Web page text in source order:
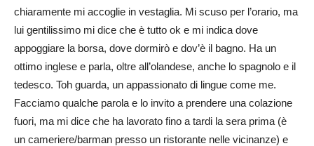
chiaramente mi accoglie in vestaglia. Mi scuso per l’orario, ma
lui gentilissimo mi dice che è tutto ok e mi indica dove
appoggiare la borsa, dove dormirò e dov’è il bagno. Ha un
ottimo inglese e parla, oltre all’olandese, anche lo spagnolo e il
tedesco. Toh guarda, un appassionato di lingue come me.
Facciamo qualche parola e lo invito a prendere una colazione
fuori, ma mi dice che ha lavorato fino a tardi la sera prima (è
un cameriere/barman presso un ristorante nelle vicinanze) e